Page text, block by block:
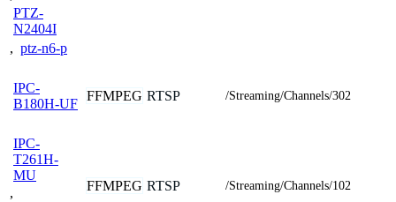
PTZ-
N2404I
, ptz-n6-p
IPC-
B180H-UF
FFMPEG RTSP /Streaming/Channels/302
IPC-
T261H-
MU
,
FFMPEG RTSP /Streaming/Channels/102